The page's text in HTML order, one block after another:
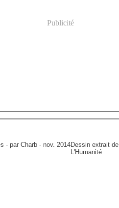
Publicité
Dessin extrait de
L'Humanité